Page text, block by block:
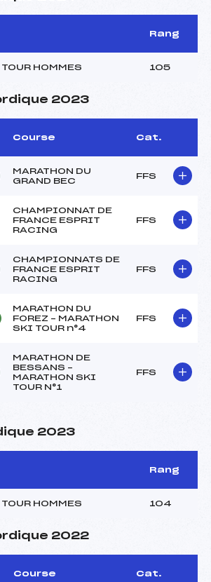
Rang
HOMMES 105
2023
Course Cat.
MARATHON DU
GRAND BEC
FFS
CHAMPIONNAT DE
FRANCE ESPRIT
RACING
FFS
CHAMPIONNATS DE
FRANCE ESPRIT
RACING
FFS
MARATHON DU
FOREZ – MARATHON
SKI TOUR n°4
FFS
MARATHON DE
BESSANS –
MARATHON SKI
TOUR N°1
FFS
2023
Rang
HOMMES 104
2022
Course Cat.